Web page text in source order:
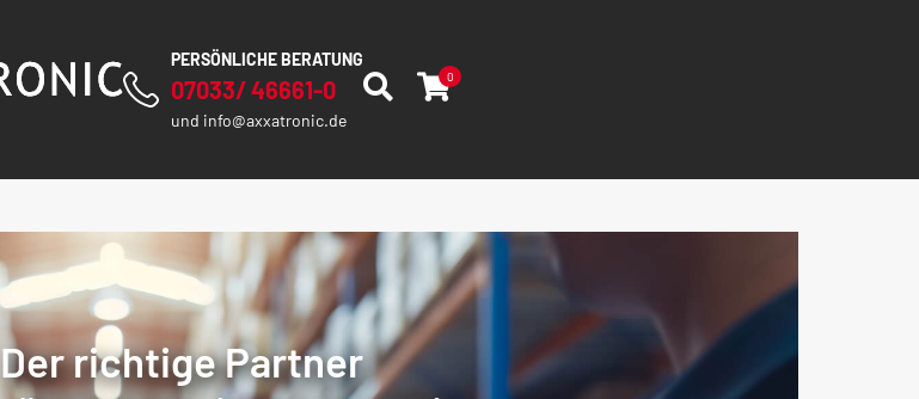
PERSÖNLICHE BERATUNG
07033/ 46661-0
und info@axxatronic.de
0
Der richtige Partner